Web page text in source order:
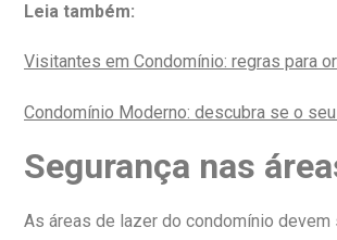
Leia também:
Visitantes em Condomínio: regras para
Condomínio Moderno: descubra se o
Segurança nas
As áreas de lazer do condomínio